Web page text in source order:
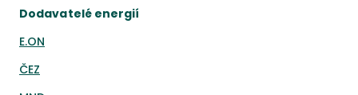
Dodavatelé energií
E.ON
ČEZ